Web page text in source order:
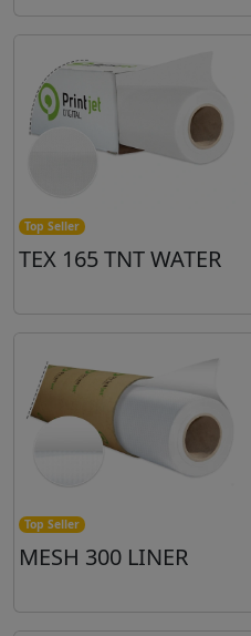
Top Seller
TEX 165 TNT WATER
Top Seller
MESH 300 LINER